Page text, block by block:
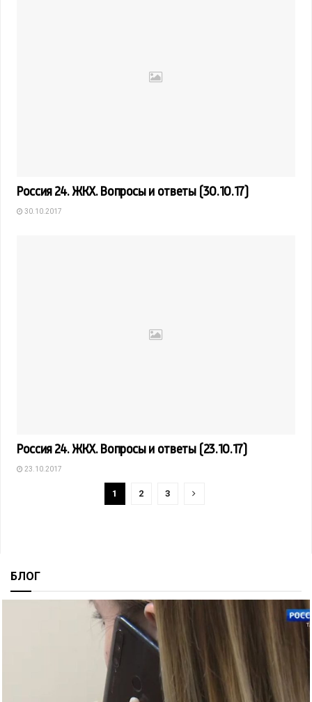
Россия 24. ЖКХ. Вопросы и ответы (30.10.17)
30.10.2017
Россия 24. ЖКХ. Вопросы и ответы (23.10.17)
23.10.2017
1 2 3
БЛОГ